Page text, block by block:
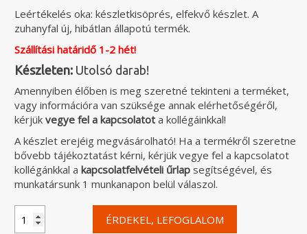
Leértékelés oka: készletkisöprés, elfekvő készlet. A
zuhanyfal új, hibátlan állapotú termék.
Szállítási határidő 1-2 hét!
Készleten:Utolsó darab!
Amennyiben élőben is meg szeretné tekinteni a terméket,
vagy információra van szüksége annak elérhetőségéről,
kérjük vegye fel a kapcsolatota kollégáinkkal!
A készlet erejéig megvásárolható! Ha a termékről szeretne
bővebb tájékoztatást kérni, kérjük vegye fel a kapcsolatot
kollégánkkal a kapcsolatfelvételi űrlapsegítségével, és
munkatársunk 1 munkanapon belül válaszol.
Euphoria
ÉRDEKEL, LEFOGLALOM